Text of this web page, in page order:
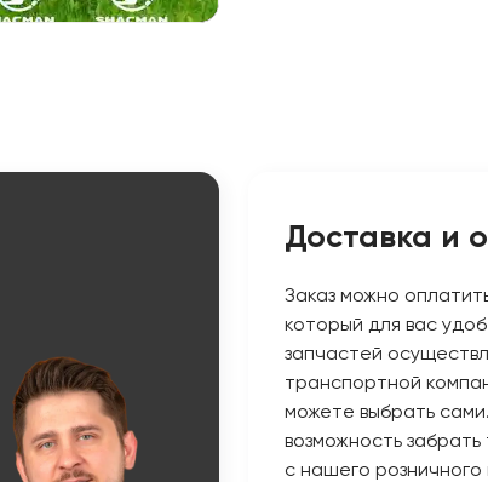
Доставка и
Заказ можно
который для вас
запчастей
транспортной
можете выбрать
возможность
с нашего розничного